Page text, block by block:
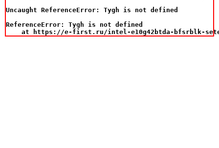
Uncaught ReferenceError: Tygh is not defined
ReferenceError: Tygh is not defined
at https://e-first.ru/intel-e10g42btda-bfsrblk-